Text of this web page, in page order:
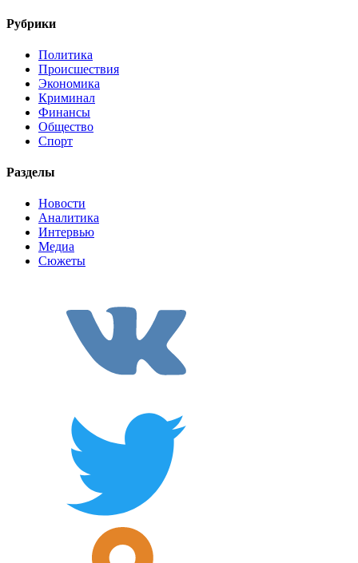
Рубрики
Политика
Происшествия
Экономика
Криминал
Финансы
Общество
Спорт
Разделы
Новости
Аналитика
Интервью
Медиа
Сюжеты